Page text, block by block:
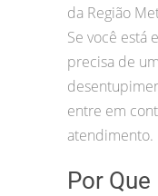
da Região
Se você está
precisa de
entre em
atendimento.
Por